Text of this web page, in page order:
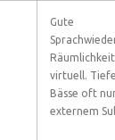
Gute
virtuell. Tiefe
Bässe oft
externem